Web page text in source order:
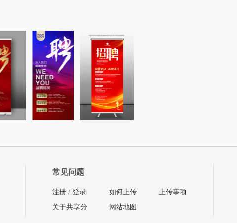
常见问题
注册 / 登录
关于共享分
如何上传
网站地图
上传事项